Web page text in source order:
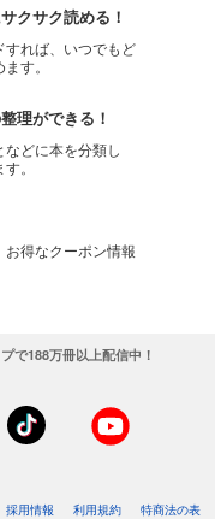
クサク読める！
れば、いつでもど
す。
理ができる！
どに本を分類し
。
得なクーポン情報
で188万冊以上配信中！
採用情報 利用規約 特商法の表